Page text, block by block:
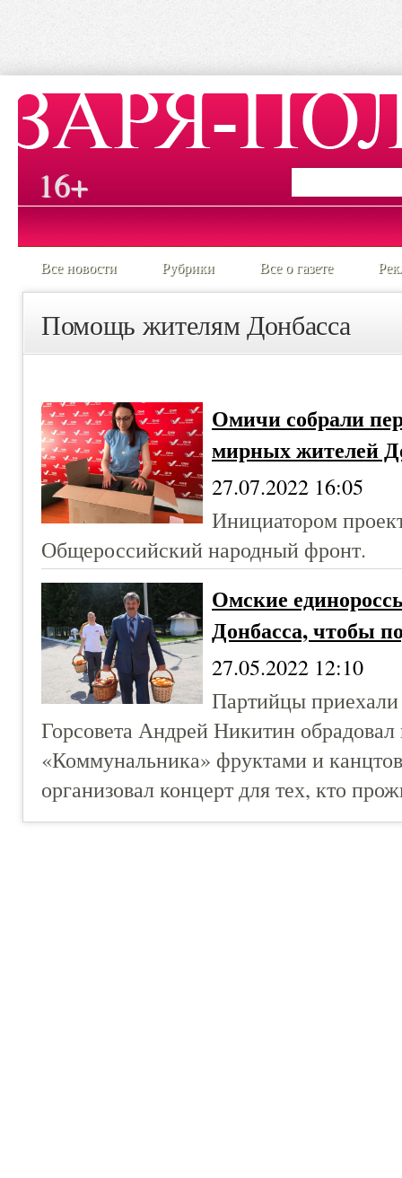
16+
Все новости Рубрики Все о газете
Помощь жителям Донбасса
Омичи собрали
мирных жителей
27.07.2022 16:05
Инициатором
Общероссийский народный фронт.
Омские
Донбасса, чтобы
27.05.2022 12:10
Партийцы
Горсовета Андрей Никитин
«Коммунальника» фруктами и
организовал концерт для тех, кто